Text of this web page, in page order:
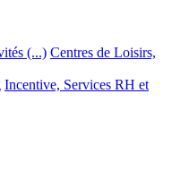
(...) Centres de Loisirs,
Incentive, Services RH et